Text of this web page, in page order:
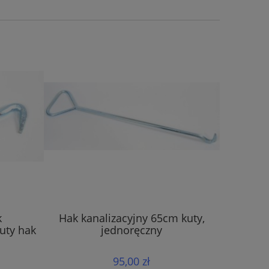
hak
Hak kanalizacyjny 65cm kuty,
jednoręczny
95,00 zł